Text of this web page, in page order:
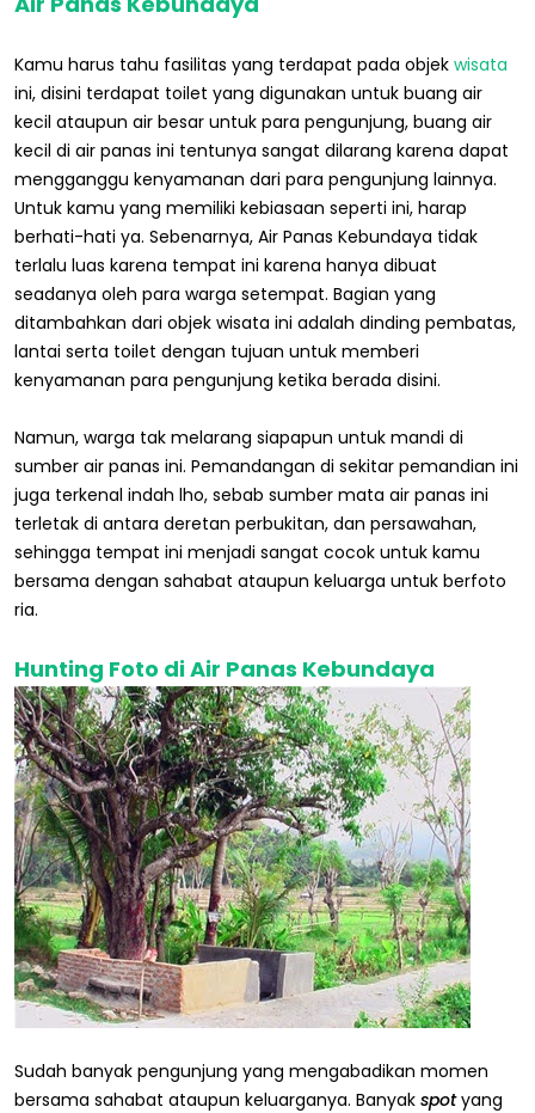
Kamu harus tahu fasilitas yang terdapat pada objek wisata
ini, disini terdapat toilet yang digunakan untuk buang air
kecil ataupun air besar untuk para pengunjung, buang air
kecil di air panas ini tentunya sangat dilarang karena dapat
mengganggu kenyamanan dari para pengunjung lainnya.
Untuk kamu yang memiliki kebiasaan seperti ini, harap
berhati-hati ya. Sebenarnya, Air Panas Kebundaya tidak
terlalu luas karena tempat ini karena hanya dibuat
seadanya oleh para warga setempat. Bagian yang
ditambahkan dari objek wisata ini adalah dinding pembatas,
lantai serta toilet dengan tujuan untuk memberi
kenyamanan para pengunjung ketika berada disini.
Namun, warga tak melarang siapapun untuk mandi di
sumber air panas ini. Pemandangan di sekitar pemandian ini
juga terkenal indah lho, sebab sumber mata air panas ini
terletak di antara deretan perbukitan, dan persawahan,
sehingga tempat ini menjadi sangat cocok untuk kamu
bersama dengan sahabat ataupun keluarga untuk berfoto
ria.
Hunting Foto di Air Panas Kebundaya
Sudah banyak pengunjung yang mengabadikan momen
bersama sahabat ataupun keluarganya. Banyak spotyang